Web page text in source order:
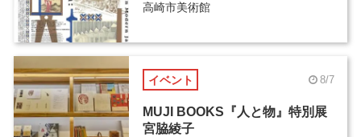
高崎市美術館
イベント 8/7
MUJI BOOKS『人と物』特別展
宮脇綾子